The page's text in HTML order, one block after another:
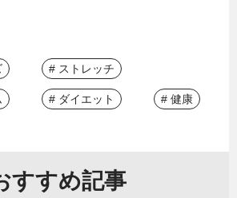
# ストレッチ
# ダイエット # 健康
すすめ記事